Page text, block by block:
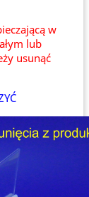
w
lub
usunąć